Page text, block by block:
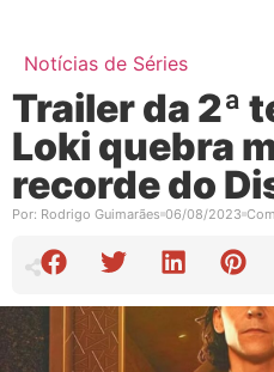
Notícias de Séries
Trailer da 2ª
Loki quebra
recorde do
Por: Rodrigo Guimarães 06/08/2023